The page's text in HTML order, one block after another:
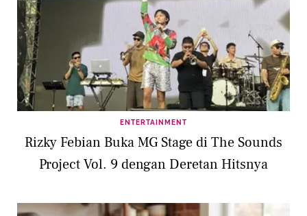
ENTERTAINMENT
Rizky Febian Buka MG Stage di The Sounds
Project Vol. 9 dengan Deretan Hitsnya